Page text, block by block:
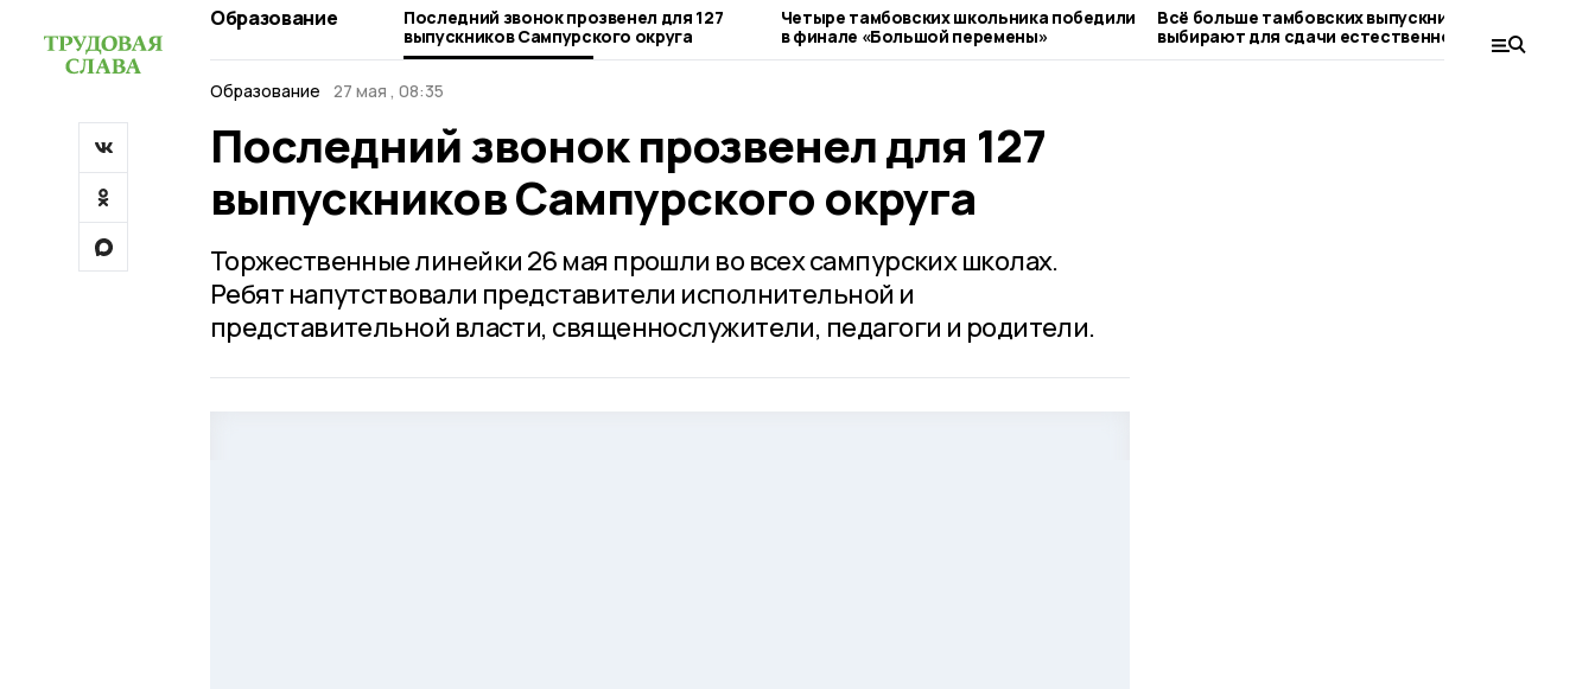
Образование
Последний звонок прозвенел для 127
выпускников Сампурского округа
Четыре тамбовских школьника победили
в финале «Большой перемены»
Всё больше тамбовских выпускников
выбирают для сдачи естественно-
научные дисциплины
Образование 27 мая , 08:35
Последний звонок прозвенел для 127
выпускников Сампурского округа
Торжественные линейки 26 мая прошли во всех сампурских школах.
Ребят напутствовали представители исполнительной и
представительной власти, священнослужители, педагоги и родители.